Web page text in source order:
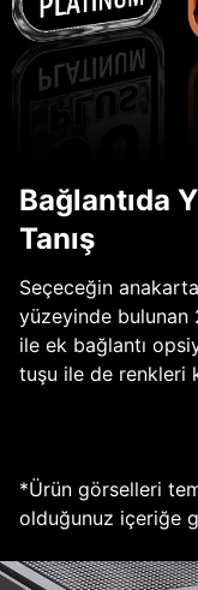
Bağlantıda
Tanış
Seçeceğin
yüzeyinde bulunan
ile ek bağlantı
tuşu ile de renkleri
*Ürün görselleri
olduğunuz içeriğe